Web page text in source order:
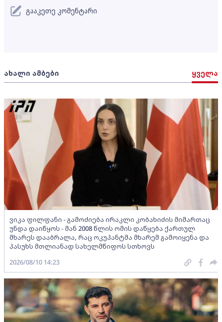
ახალი ამბები ყველა
ვიკა ფილფანი - გამოძიება ირაკლი კობახიძის მიმართაც
უნდა დაიწყოს - მან 2008 წლის ომის დაწყება ქართულ
მხარეს დააბრალა, რაც ოკუპანტმა მხარემ გამოიყენა და
პასუხს მთლიანად სახელმწიფოს სთხოვს
2026/08/10 14:23
გააკეთე კომენტარი